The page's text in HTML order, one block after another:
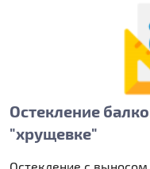
Остекление
"хрущевке"